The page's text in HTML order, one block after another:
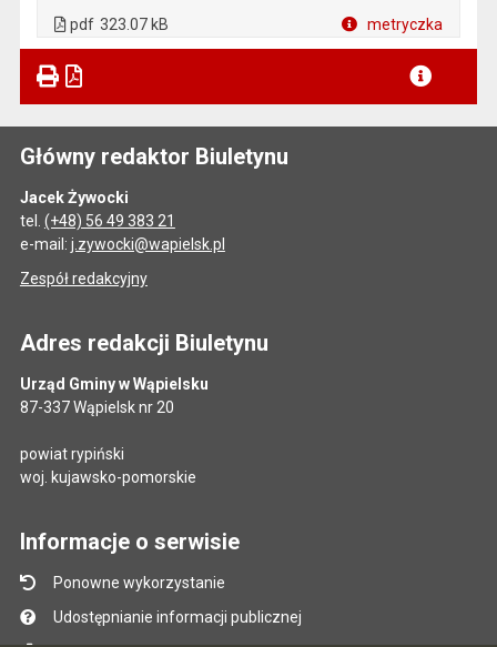
pdf 323.07 kB metryczka
Główny redaktor Biuletynu
Jacek Żywocki
tel. (+48) 56 49 383 21
e-mail: j.zywocki@wapielsk.pl
Zespół redakcyjny
Adres redakcji Biuletynu
Urząd Gminy w Wąpielsku
87-337 Wąpielsk nr 20
powiat rypiński
woj. kujawsko-pomorskie
Informacje o serwisie
Ponowne wykorzystanie
Udostępnianie informacji publicznej